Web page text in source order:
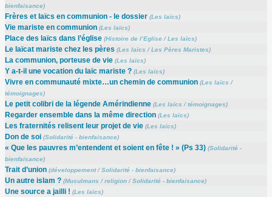
bienfaisance)
Frères et laïcs en communion - le dossier (Les laïcs)
Vie mariste en communion (Les laïcs)
Place des laïcs dans l’église (Histoire de l’Eglise/Les laïcs)
Le laïcat mariste chez les pères (Les laïcs /Les Pères Maristes)
La communion, porteuse de vie (Les laïcs)
Y a-t-il une vocation du laïc mariste ? (Les laïcs)
Vivre en communauté mixte…un chemin de communion (Les laïcs /
témoignages)
Le petit colibri de la légende Amérindienne (Les laïcs /témoignages)
Regarder ensemble dans la même direction (Les laïcs)
Les fraternités relisent leur projet de vie (Les laïcs)
Don de soi (Solidarité - bienfaisance)
« Que les pauvres m’entendent et soient en fête ! » (Ps 33) (Solidarité -
bienfaisance)
Trait d’union (développement/Solidarité - bienfaisance)
Un autre islam ? (Musulmans /religion/Solidarité - bienfaisance)
Une source a jailli ! (Les laïcs)